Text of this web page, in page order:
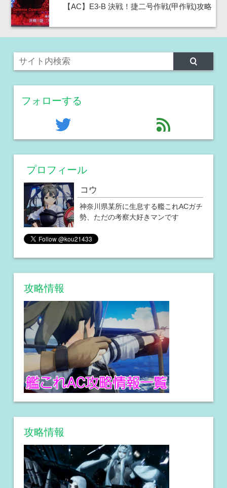
【AC】E3-B 決戦！捷二号作戦(甲作戦)攻略
フォローする
twitter feed
プロフィール
コウ
神奈川県某所に生息する艦これACガチ
勢、ただの考察大好きマンです
攻略情報
攻略情報